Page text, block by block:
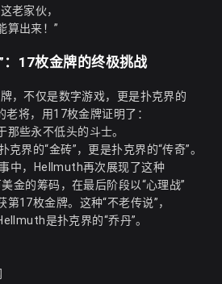
老家伙，
算出来！”
：17枚金牌的终极挑战
，不仅是数字游戏，更是扑克界的
老将，用17枚金牌证明了：
些永不低头的斗士。
界的“金砖”，更是扑克界的“传奇”。
中，Hellmuth再次展现了这种
金的筹码，在最后阶段以“心理战”
17枚金牌。这种“不老传说”，
是扑克界的“乔丹”。